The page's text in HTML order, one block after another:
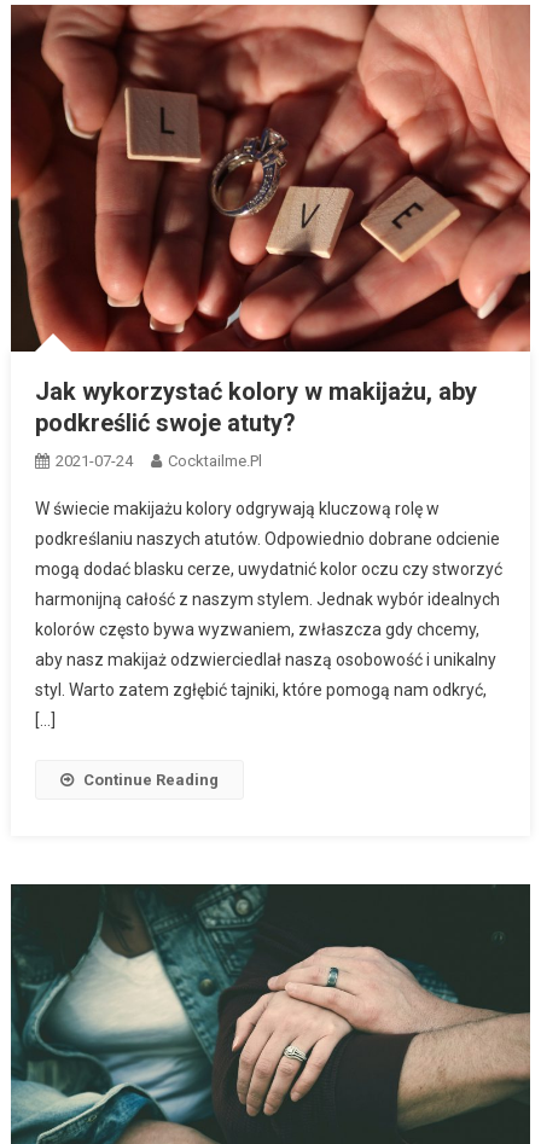
Jak wykorzystać kolory w makijażu, aby
podkreślić swoje atuty?
2021-07-24 Cocktailme.pl
W świecie makijażu kolory odgrywają kluczową rolę w
podkreślaniu naszych atutów. Odpowiednio dobrane odcienie
mogą dodać blasku cerze, uwydatnić kolor oczu czy stworzyć
harmonijną całość z naszym stylem. Jednak wybór idealnych
kolorów często bywa wyzwaniem, zwłaszcza gdy chcemy,
aby nasz makijaż odzwierciedlał naszą osobowość i unikalny
styl. Warto zatem zgłębić tajniki, które pomogą nam odkryć,
[…]
Continue Reading